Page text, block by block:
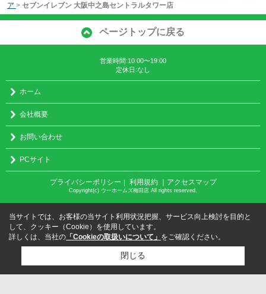
ア > セブンイレブン 大阪中之島セントラルタワー店
ページトップに戻る
営業時間:10:00〜19:00
定休日:なし
ホーム
会社概要
お問い合わせ
PCサイト
プライバシーポリシー ｜ 利用規約 ｜アクセスマップ
Copyright(c) ウーホームズ梅田店 All rights reserved.
当サイトでは、お客様の当サイト利用状況把握、サービス向上検討を目的と
して、クッキー（Cookie）を使用しています。
詳しくは、当社の 「Cookieの取扱いについて」 をご確認ください。
閉じる